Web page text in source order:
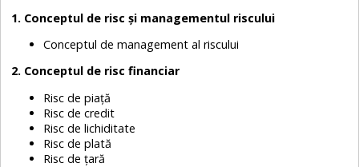
1. Conceptul de risc și managementul riscului
Conceptul de management al riscului
2. Conceptul de risc financiar
Risc de piață
Risc de credit
Risc de lichiditate
Risc de plată
Risc de țară